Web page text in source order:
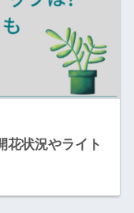
花状況やライト